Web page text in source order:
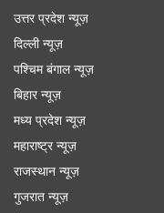
उत्तर प्रदेश न्यूज़
दिल्ली न्यूज़
पश्चिम बंगाल न्यूज़
बिहार न्यूज़
मध्य प्रदेश न्यूज़
महाराष्ट्र न्यूज़
राजस्थान न्यूज़
गुजरात न्यूज़